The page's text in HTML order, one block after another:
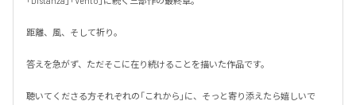
距離、風、そして祈り。
答えを急がず、ただそこに在り続けることを描いた作品です。
聴いてくださる方それぞれの「これから」に、そっと寄り添えたら嬉しいで